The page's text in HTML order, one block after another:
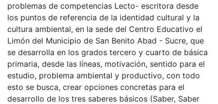
problemas de competencias Lecto- escritora desde
los puntos de referencia de la identidad cultural y la
cultura ambiental, en la sede del Centro Educativo el
Limón del Municipio de San Benito Abad - Sucre, que
se desarrolla en los grados tercero y cuarto de básica
primaria, desde las líneas, motivación, sentido para el
estudio, problema ambiental y productivo, con todo
esto se busca, crear opciones concretas para el
desarrollo de los tres saberes básicos (Saber, Saber